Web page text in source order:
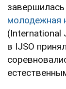
молодежная
(International
в IJSO